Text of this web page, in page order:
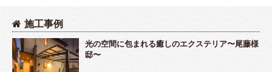
施工事例
光の空間に包まれる癒しのエクステリア〜尾藤様
邸〜